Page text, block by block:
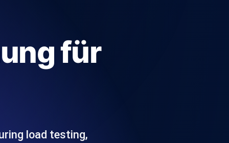
APIs
Kostenloses JMeter Test Skript-Validierungstool
API-Statusprüfer
Core Web Vitals Checker
für
load testing,